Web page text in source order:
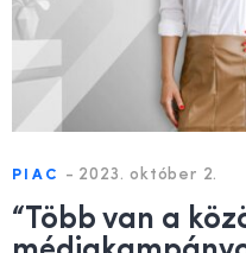
PIAC - 2023. október 2.
“Több van a